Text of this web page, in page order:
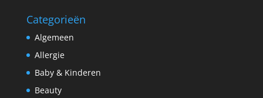
Categorieën
Algemeen
Allergie
Baby & Kinderen
Beauty